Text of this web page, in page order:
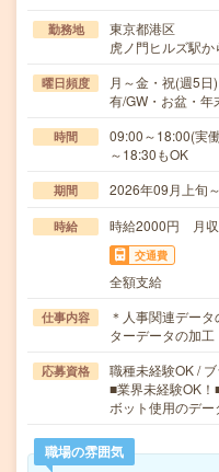
勤務地
東京都港区
虎ノ門ヒルズ駅
曜日頻度
月～金・祝(週5
有/GW・お盆・年
時間
09:00～18:00(実
～18:30もOK
期間 2026年09月上旬
時給 時給2000円 月収
交通費
全額支給
仕事内容
＊人事関連デー
ターデータの加
応募資格
職種未経験OK /
■業界未経験OK
ボット使用のデ
職場の雰囲気